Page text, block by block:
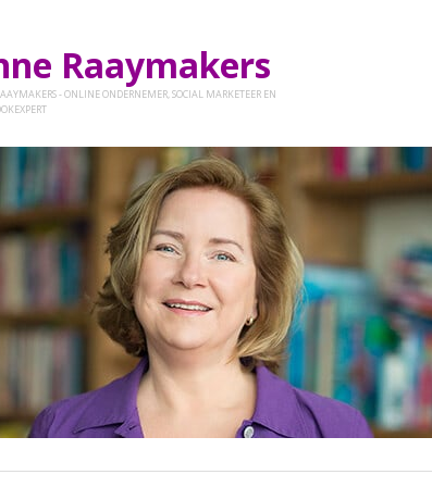
Raaymakers
- ONLINE ONDERNEMER, SOCIAL MARKETEER EN